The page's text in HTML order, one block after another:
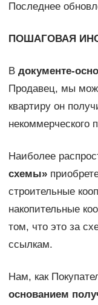
Последнее
ПОШАГОВАЯ
В документе-
Продавец, мы
квартиру он
некоммерческого
Наиболее
схемы»
строительные
накопительные
том, что это за
ссылкам.
Нам, как
основанием